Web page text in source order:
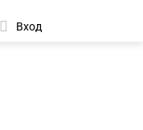
Вход